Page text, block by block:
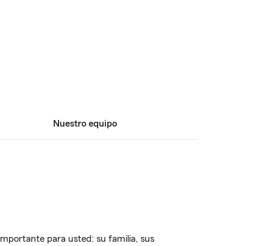
Nuestro equipo
para usted: su familia, sus